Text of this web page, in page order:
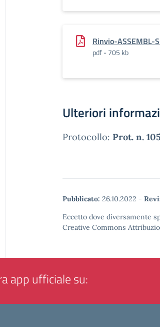
Rinvio-ASSEMBL-
pdf - 705 kb
Ulteriori
Protocollo: Prot. n.
Pubblicato: 26.10.2022 -
Eccetto dove diversamente
Creative Commons
app ufficiale su: